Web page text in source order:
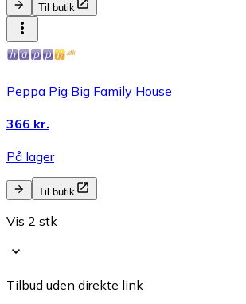
Til butik
Peppa Pig Big Family House
366 kr.
På lager
Til butik
Vis 2 stk
Tilbud uden direkte link